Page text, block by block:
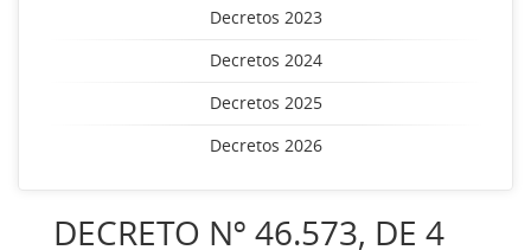
Decretos 2023
Decretos 2024
Decretos 2025
Decretos 2026
DECRETO Nº 46.573, DE 4